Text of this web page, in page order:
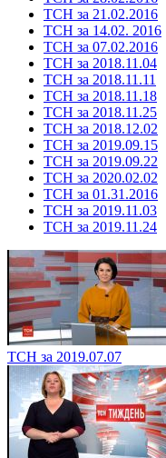
ТСН за 21.02.2016
ТСН за 14.02. 2016
ТСН за 07.02.2016
ТСН за 2018.11.04
ТСН за 2018.11.11
ТСН за 2018.11.18
ТСН за 2018.11.25
ТСН за 2018.12.02
ТСН за 2019.09.15
ТСН за 2019.09.22
ТСН за 2020.02.02
ТСН за 01.31.2016
ТСН за 2019.11.03
ТСН за 2019.11.24
ТСН за 2019.07.07